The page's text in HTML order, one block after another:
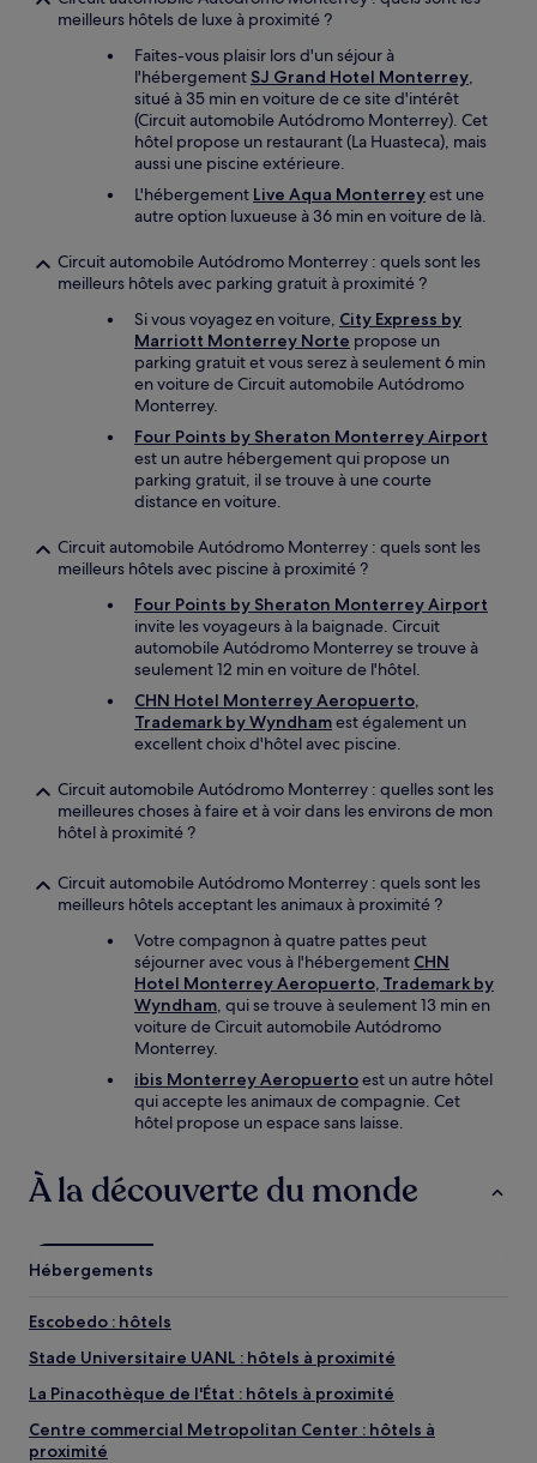
meilleurs hôtels de luxe à proximité ?
Faites-vous plaisir lors d'un séjour à
l'hébergement SJ Grand Hotel Monterrey,
situé à 35 min en voiture de ce site d'intérêt
(Circuit automobile Autódromo Monterrey). Cet
hôtel propose un restaurant (La Huasteca), mais
aussi une piscine extérieure.
L'hébergement Live Aqua Monterreyest une
autre option luxueuse à 36 min en voiture de là.
Circuit automobile Autódromo Monterrey : quels sont les
meilleurs hôtels avec parking gratuit à proximité ?
Si vous voyagez en voiture, City Express by
Marriott Monterrey Norte propose un
parking gratuit et vous serez à seulement 6 min
en voiture de Circuit automobile Autódromo
Monterrey.
Four Points by Sheraton Monterrey Airport
est un autre hébergement qui propose un
parking gratuit, il se trouve à une courte
distance en voiture.
Circuit automobile Autódromo Monterrey : quels sont les
meilleurs hôtels avec piscine à proximité ?
Four Points by Sheraton Monterrey Airport
invite les voyageurs à la baignade. Circuit
automobile Autódromo Monterrey se trouve à
seulement 12 min en voiture de l'hôtel.
CHN Hotel Monterrey Aeropuerto,
Trademark by Wyndhamest également un
excellent choix d'hôtel avec piscine.
Circuit automobile Autódromo Monterrey : quelles sont les
meilleures choses à faire et à voir dans les environs de mon
hôtel à proximité ?
Circuit automobile Autódromo Monterrey : quels sont les
meilleurs hôtels acceptant les animaux à proximité ?
Votre compagnon à quatre pattes peut
séjourner avec vous à l'hébergement CHN
Hotel Monterrey Aeropuerto, Trademark by
Wyndham, qui se trouve à seulement 13 min en
voiture de Circuit automobile Autódromo
Monterrey.
ibis Monterrey Aeropuertoest un autre hôtel
qui accepte les animaux de compagnie. Cet
hôtel propose un espace sans laisse.
À la découverte du monde
Hébergements
Escobedo : hôtels
Stade Universitaire UANL : hôtels à proximité
La Pinacothèque de l'État : hôtels à proximité
Centre commercial Metropolitan Center : hôtels à
proximité